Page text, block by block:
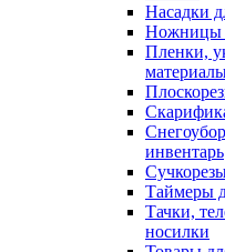
Насадки
Ножницы
Пленки,
инвентарь
Таймеры
Тачки,
носилки